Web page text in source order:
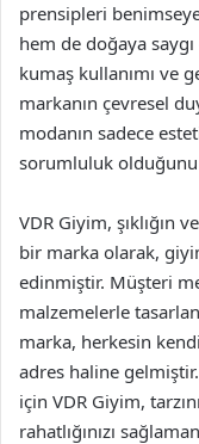
prensipleri
hem de doğaya
kumaş kullanımı ve
markanın çevresel
modanın sadece
sorumluluk
VDR Giyim, şıklığın
bir marka olarak,
edinmiştir. Müşteri
malzemelerle
marka, herkesin
adres haline
için VDR Giyim,
rahatlığınızı